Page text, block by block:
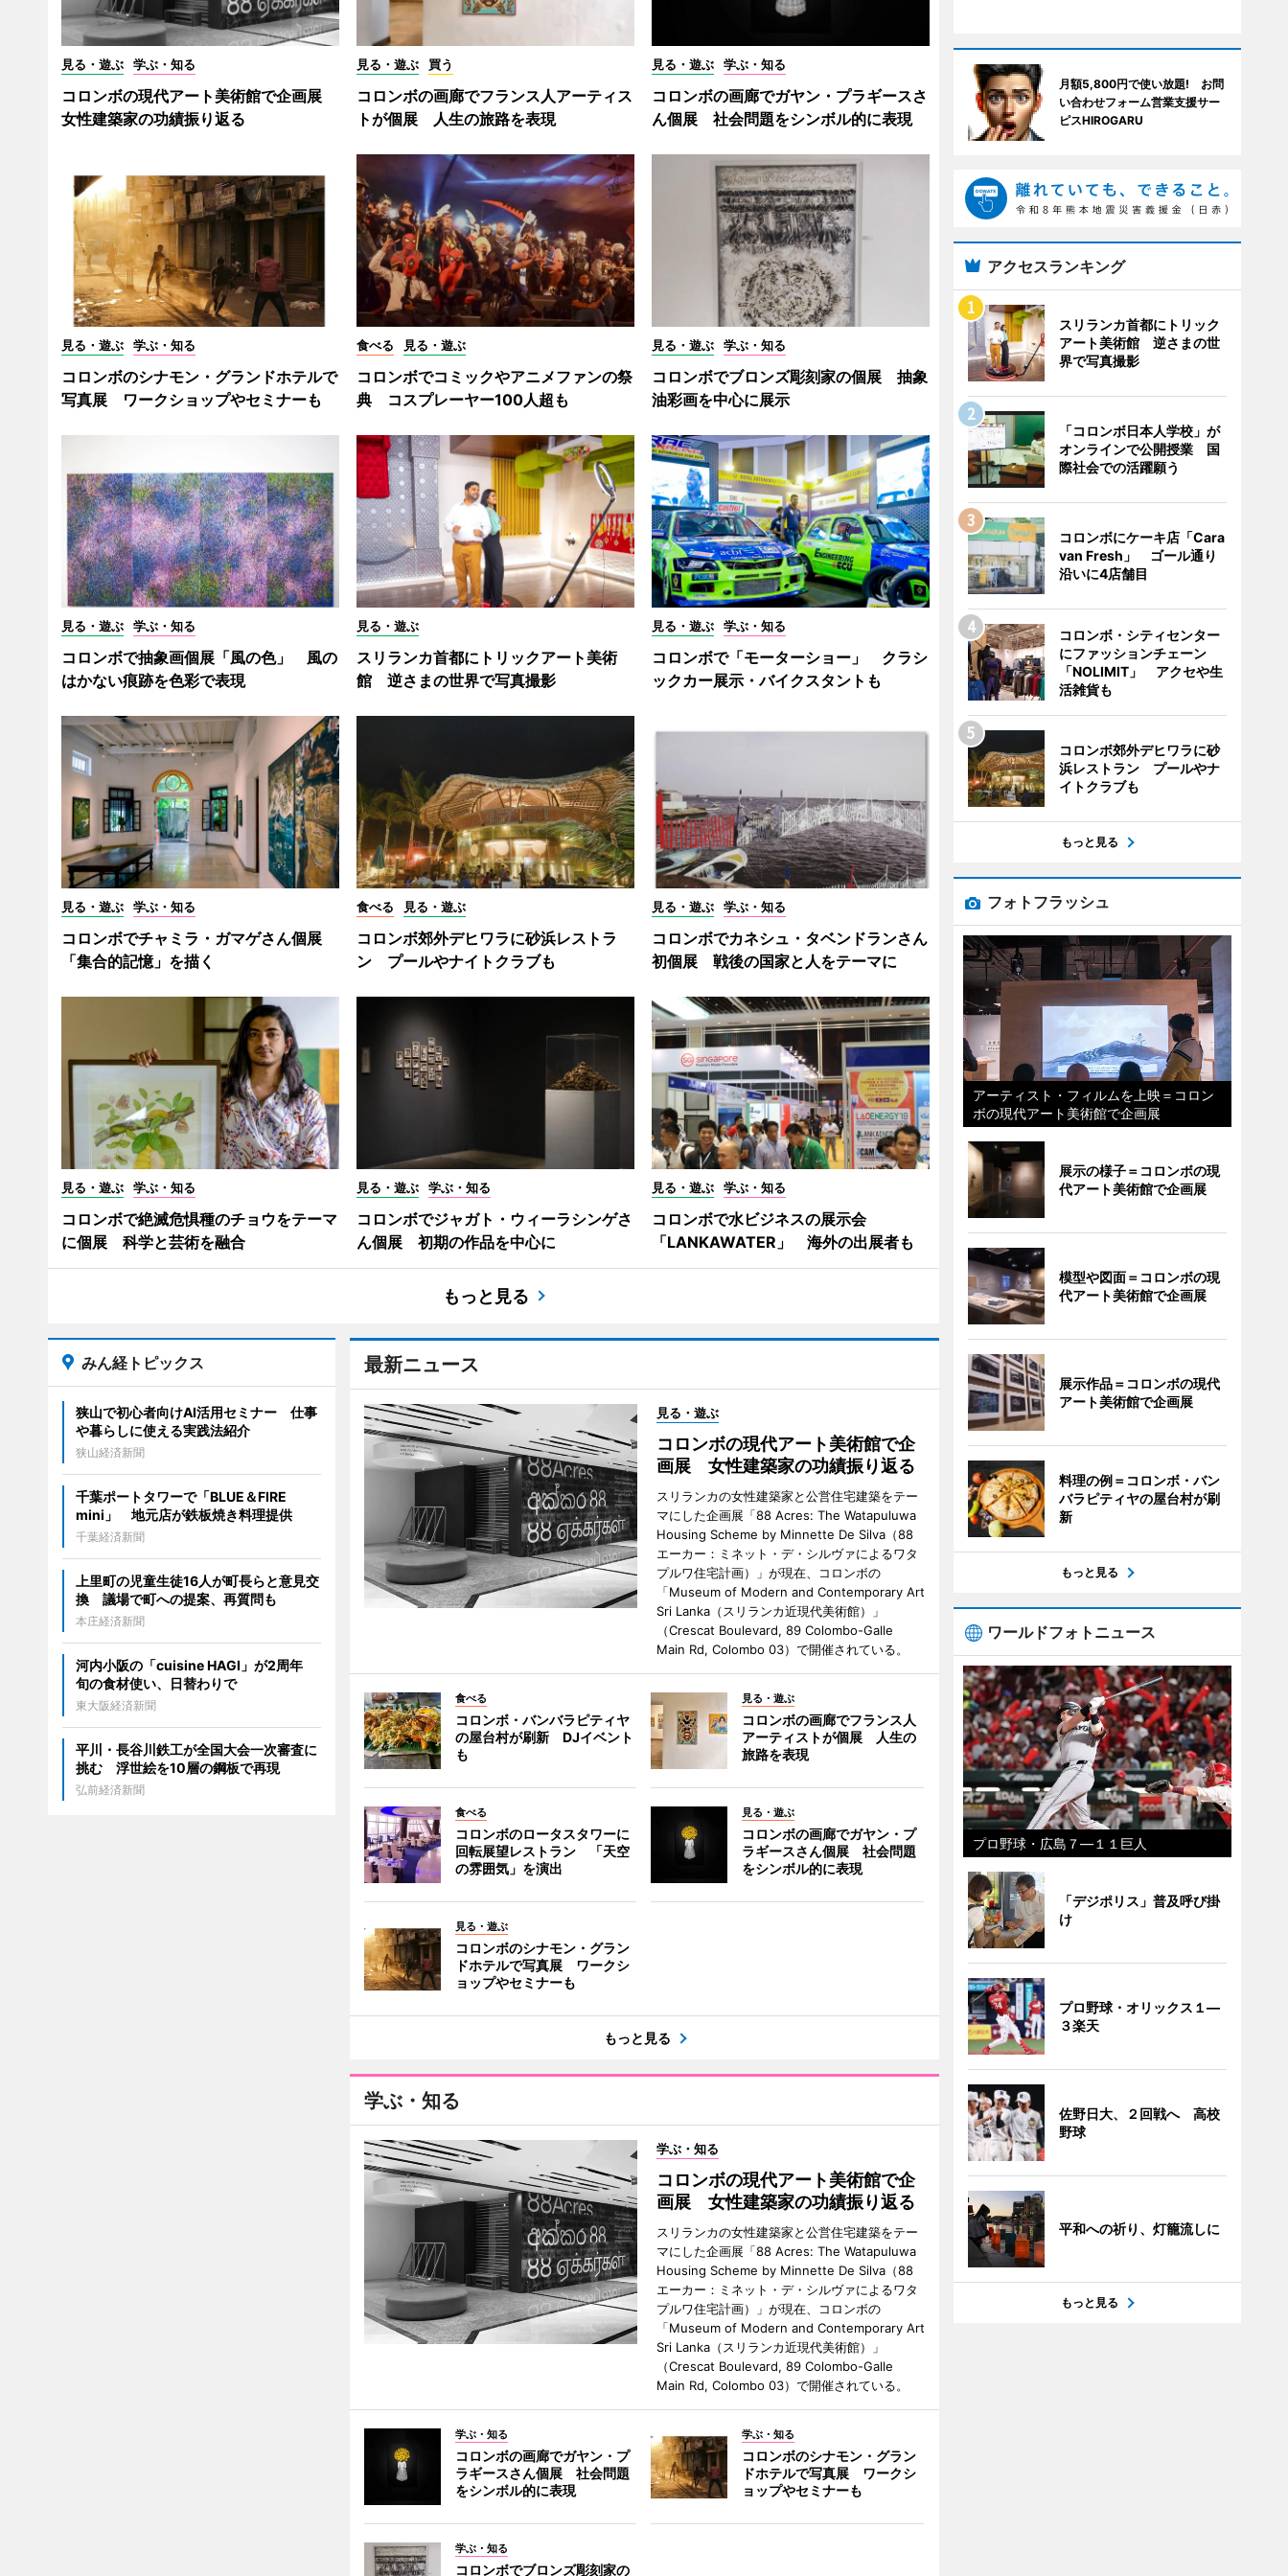
見る・遊ぶ 学ぶ・知る
コロンボの現代アート美術館で企画展
女性建築家の功績振り返る
見る・遊ぶ 買う
コロンボの画廊でフランス人アーティス
トが個展 人生の旅路を表現
見る・遊ぶ 学ぶ・知る
コロンボの画廊でガヤン・プラギースさ
ん個展 社会問題をシンボル的に表現
見る・遊ぶ 学ぶ・知る
コロンボのシナモン・グランドホテルで
写真展 ワークショップやセミナーも
食べる 見る・遊ぶ
コロンボでコミックやアニメファンの祭
典 コスプレーヤー100人超も
見る・遊ぶ 学ぶ・知る
コロンボでブロンズ彫刻家の個展 抽象
油彩画を中心に展示
見る・遊ぶ 学ぶ・知る
コロンボで抽象画個展「風の色」 風の
はかない痕跡を色彩で表現
見る・遊ぶ
スリランカ首都にトリックアート美術
館 逆さまの世界で写真撮影
見る・遊ぶ 学ぶ・知る
コロンボで「モーターショー」 クラシ
ックカー展示・バイクスタントも
見る・遊ぶ 学ぶ・知る
コロンボでチャミラ・ガマゲさん個展
「集合的記憶」を描く
食べる 見る・遊ぶ
コロンボ郊外デヒワラに砂浜レストラ
ン プールやナイトクラブも
見る・遊ぶ 学ぶ・知る
コロンボでカネシュ・タベンドランさん
初個展 戦後の国家と人をテーマに
見る・遊ぶ 学ぶ・知る
コロンボで絶滅危惧種のチョウをテーマ
に個展 科学と芸術を融合
見る・遊ぶ 学ぶ・知る
コロンボでジャガト・ウィーラシンゲさ
ん個展 初期の作品を中心に
見る・遊ぶ 学ぶ・知る
コロンボで水ビジネスの展示会
「LANKAWATER」 海外の出展者も
もっと見る
最新ニュース
見る・遊ぶ
コロンボの現代アート美術館で企
画展 女性建築家の功績振り返る
スリランカの女性建築家と公営住宅建築をテー
マにした企画展「88 Acres: The Watapuluwa
Housing Scheme by Minnette De Silva（88
エーカー：ミネット・デ・シルヴァによるワタ
プルワ住宅計画）」が現在、コロンボの
「Museum of Modern and Contemporary Art
Sri Lanka（スリランカ近現代美術館）」
（Crescat Boulevard, 89 Colombo-Galle
Main Rd, Colombo 03）で開催されている。
食べる
コロンボ・バンバラピティヤ
の屋台村が刷新 DJイベント
も
見る・遊ぶ
コロンボの画廊でフランス人
アーティストが個展 人生の
旅路を表現
食べる
コロンボのロータスタワーに
回転展望レストラン 「天空
の雰囲気」を演出
見る・遊ぶ
コロンボの画廊でガヤン・プ
ラギースさん個展 社会問題
をシンボル的に表現
見る・遊ぶ
コロンボのシナモン・グラン
ドホテルで写真展 ワークシ
ョップやセミナーも
もっと見る
学ぶ・知る
学ぶ・知る
コロンボの現代アート美術館で企
画展 女性建築家の功績振り返る
スリランカの女性建築家と公営住宅建築をテー
マにした企画展「88 Acres: The Watapuluwa
Housing Scheme by Minnette De Silva（88
エーカー：ミネット・デ・シルヴァによるワタ
プルワ住宅計画）」が現在、コロンボの
「Museum of Modern and Contemporary Art
Sri Lanka（スリランカ近現代美術館）」
（Crescat Boulevard, 89 Colombo-Galle
Main Rd, Colombo 03）で開催されている。
学ぶ・知る
コロンボの画廊でガヤン・プ
ラギースさん個展 社会問題
をシンボル的に表現
学ぶ・知る
コロンボのシナモン・グラン
ドホテルで写真展 ワークシ
ョップやセミナーも
学ぶ・知る
コロンボでブロンズ彫刻家の
みん経トピックス
狭山で初心者向けAI活用セミナー 仕事
や暮らしに使える実践法紹介
狭山経済新聞
千葉ポートタワーで「BLUE＆FIRE
mini」 地元店が鉄板焼き料理提供
千葉経済新聞
上里町の児童生徒16人が町長らと意見交
換 議場で町への提案、再質問も
本庄経済新聞
河内小阪の「cuisine HAGI」が2周年
旬の食材使い、日替わりで
東大阪経済新聞
平川・長谷川鉄工が全国大会一次審査に
挑む 浮世絵を10層の鋼板で再現
弘前経済新聞
月額5,800円で使い放題! お問
い合わせフォーム営業支援サー
ピスHIROGARU
アクセスランキング
スリランカ首都にトリック
アート美術館 逆さまの世
界で写真撮影
「コロンボ日本人学校」が
オンラインで公開授業 国
際社会での活躍願う
コロンボにケーキ店「Cara
van Fresh」 ゴール通り
沿いに4店舗目
コロンボ・シティセンター
にファッションチェーン
「NOLIMIT」 アクセや生
活雑貨も
コロンボ郊外デヒワラに砂
浜レストラン プールやナ
イトクラブも
もっと見る
フォトフラッシュ
アーティスト・フィルムを上映＝コロン
ボの現代アート美術館で企画展
展示の様子＝コロンボの現
代アート美術館で企画展
模型や図面＝コロンボの現
代アート美術館で企画展
展示作品＝コロンボの現代
アート美術館で企画展
料理の例＝コロンボ・バン
バラピティヤの屋台村が刷
新
もっと見る
ワールドフォトニュース
プロ野球・広島７―１１巨人
「デジポリス」普及呼び掛
け
プロ野球・オリックス１―
３楽天
佐野日大、２回戦へ 高校
野球
平和への祈り、灯籠流しに
もっと見る